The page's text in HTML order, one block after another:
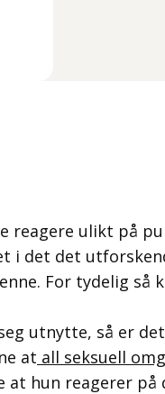
reagere ulikt på
i det det
For tydelig så
utnytte, så er
at all seksuell
at hun reagerer på